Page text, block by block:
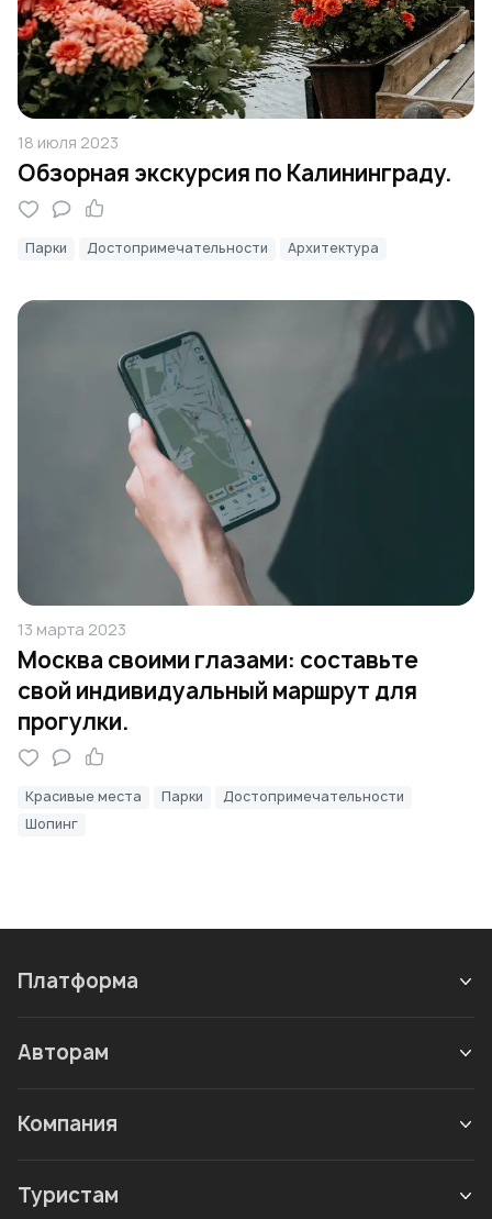
18 июля 2023
Обзорная экскурсия по Калининграду.
Парки Достопримечательности Архитектура
13 марта 2023
Москва своими глазами: составьте
свой индивидуальный маршрут для
прогулки.
Красивые места Парки
Достопримечательности
Шопинг
Платформа
Авторам
Компания
Туристам